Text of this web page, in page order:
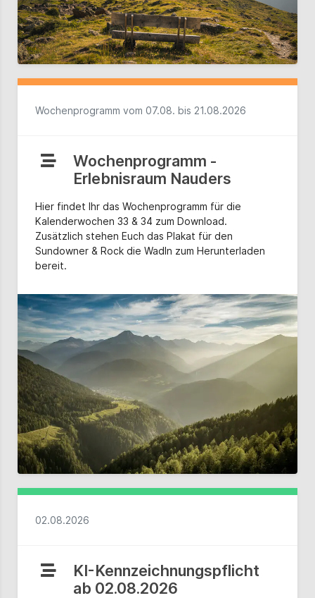
Wochenprogramm vom 07.08. bis 21.08.2026
Wochenprogramm -
Erlebnisraum Nauders
Hier findet Ihr das Wochenprogramm für die
Kalenderwochen 33 & 34 zum Download.
Zusätzlich stehen Euch das Plakat für den
Sundowner & Rock die Wadln zum Herunterladen
bereit.
02.08.2026
KI-Kennzeichnungspflicht
ab 02.08.2026